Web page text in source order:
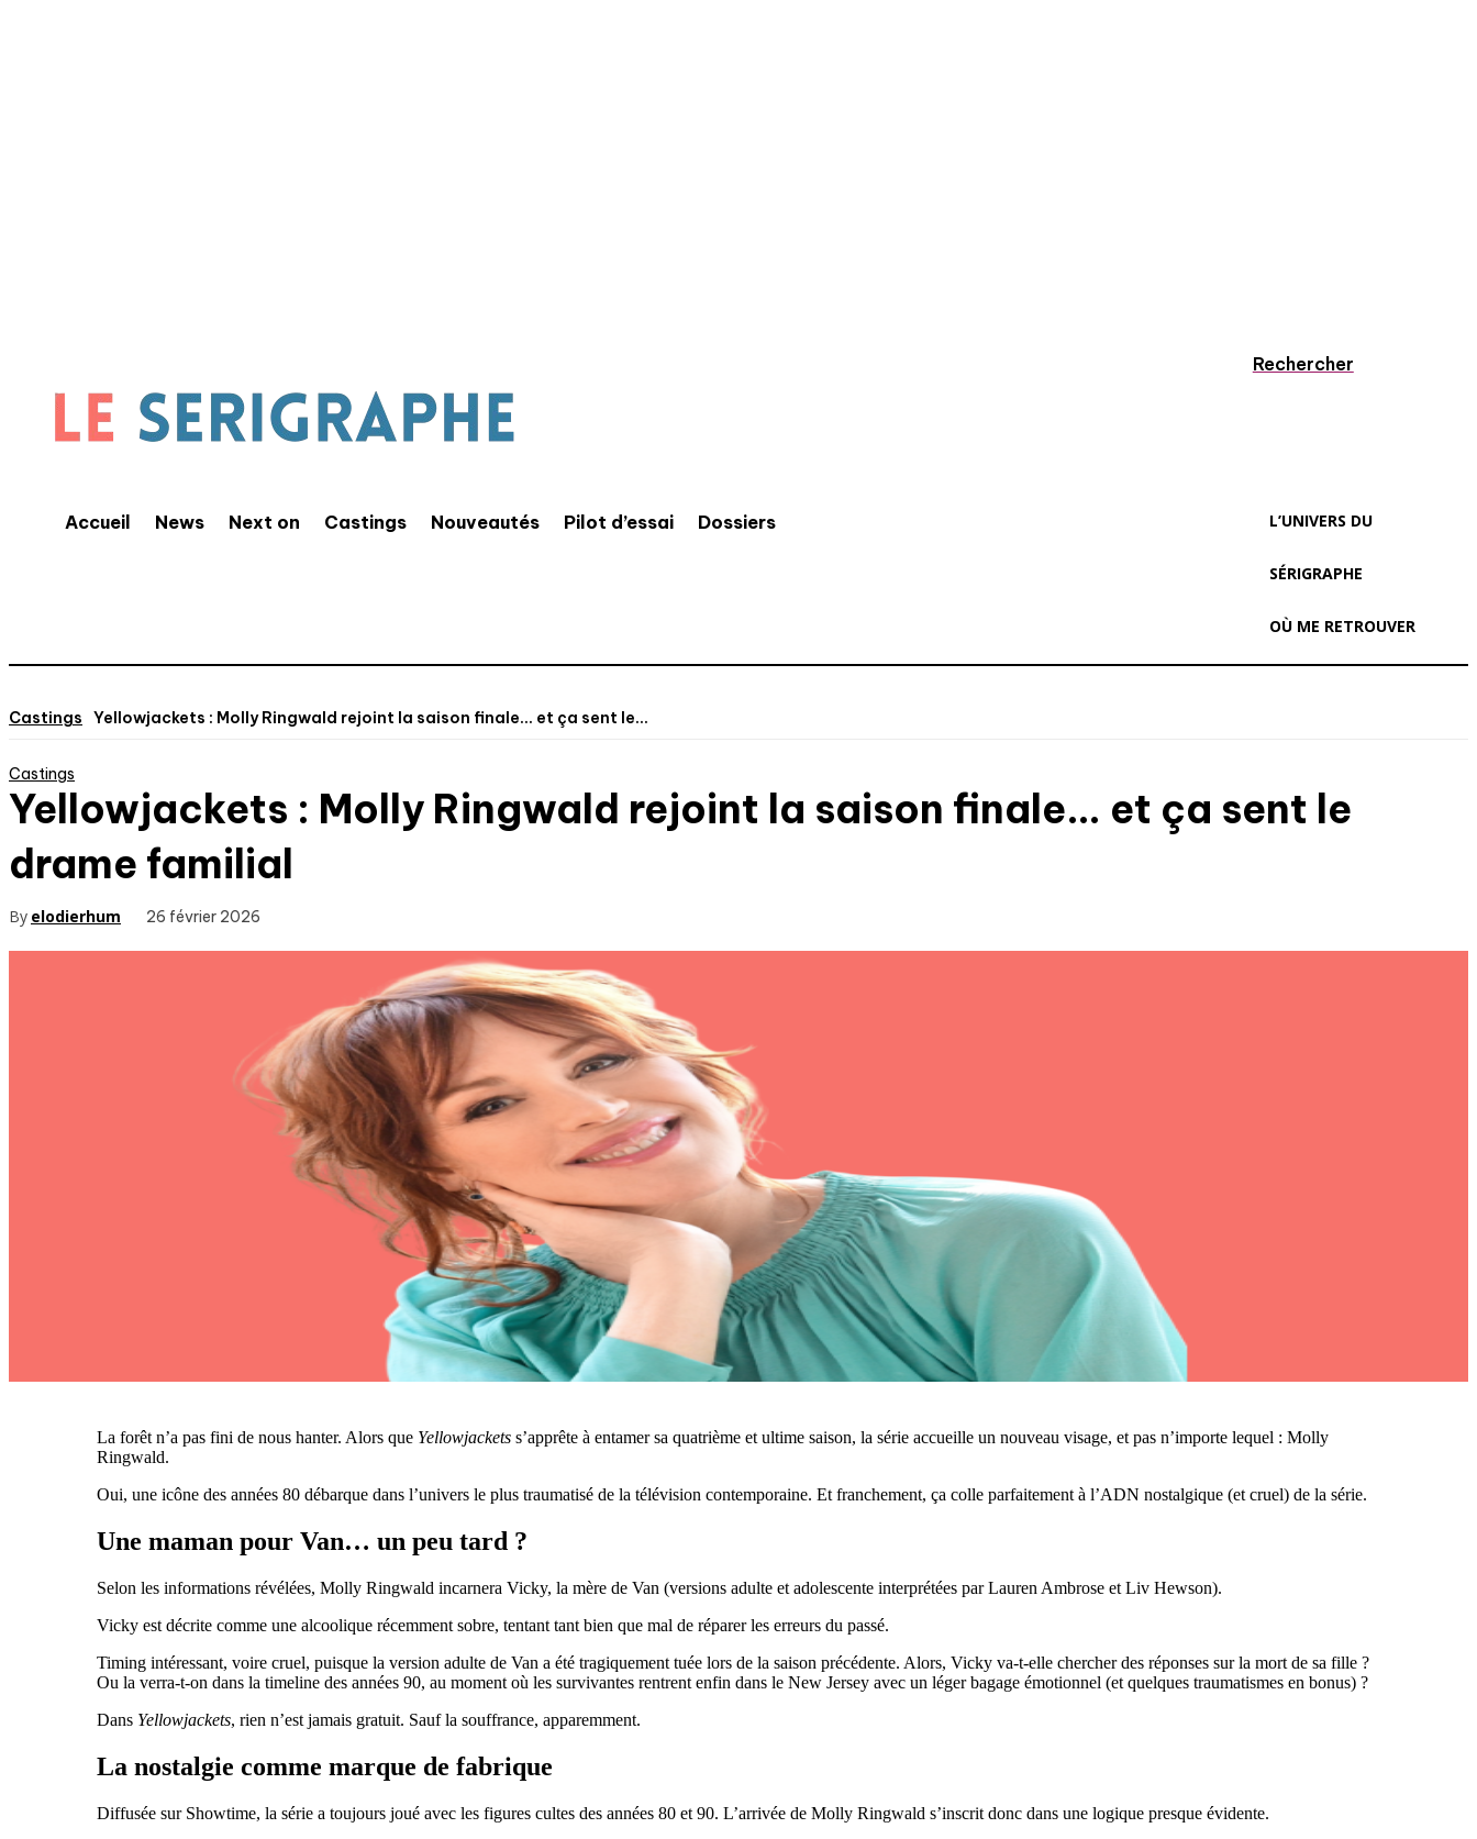
Accueil News Next on Castings Nouveautés Pilot d’essai Dossiers
Rechercher
L’UNIVERS DU
SÉRIGRAPHE
OÙ ME RETROUVER
Castings Yellowjackets : Molly Ringwald rejoint la saison finale… et ça sent le...
Castings
Yellowjackets : Molly Ringwald rejoint la saison finale… et ça sent le
drame familial
By elodierhum 26 février 2026
La forêt n’a pas fini de nous hanter. Alors que Yellowjackets s’apprête à entamer sa quatrième et ultime saison, la série accueille un nouveau visage, et pas n’importe lequel : Molly
Ringwald.
Oui, une icône des années 80 débarque dans l’univers le plus traumatisé de la télévision contemporaine. Et franchement, ça colle parfaitement à l’ADN nostalgique (et cruel) de la série.
Une maman pour Van… un peu tard ?
Selon les informations révélées, Molly Ringwald incarnera Vicky, la mère de Van (versions adulte et adolescente interprétées parLauren Ambrose et Liv Hewson).
Vicky est décrite comme une alcoolique récemment sobre, tentant tant bien que mal de réparer les erreurs du passé.
Timing intéressant, voire cruel, puisque la version adulte de Van a été tragiquement tuée lors de la saison précédente. Alors, Vicky va-t-elle chercher des réponses sur la mort de sa fille ?
Ou la verra-t-on dans la timeline des années 90, au moment où les survivantes rentrent enfin dans le New Jersey avec un léger bagage émotionnel (et quelques traumatismes en bonus) ?
Dans Yellowjackets, rien n’est jamais gratuit. Sauf la souffrance, apparemment.
La nostalgie comme marque de fabrique
Diffusée sur Showtime, la série a toujours joué avec les figures cultes des années 80 et 90. L’arrivée de Molly Ringwald s’inscrit donc dans une logique presque évidente.